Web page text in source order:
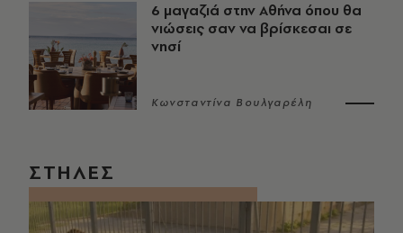
6 μαγαζιά στην Αθήνα όπου θα
νιώσεις σαν να βρίσκεσαι σε
νησί
Κωνσταντίνα Βουλγαρέλη
ΣΤΗΛΕΣ